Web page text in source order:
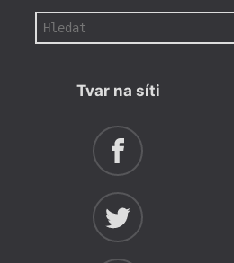
Tvar na síti